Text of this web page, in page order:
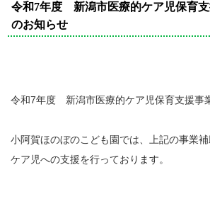
令和7年度 新潟市医療的ケア児保育支
のお知らせ
令和7年度 新潟市医療的ケア児保育支援事
小阿賀ほのぼのこども園では、上記の事業
ケア児への支援を行っております。